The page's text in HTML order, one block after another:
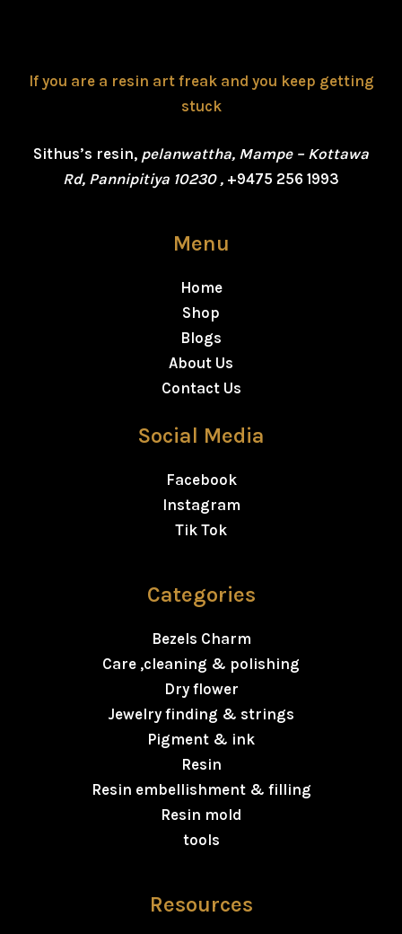
If you are a resin art freak and you keep getting
stuck
Sithus’s resin, pelanwattha, Mampe – Kottawa
Rd, Pannipitiya 10230 , +9475 256 1993
Menu
Home
Shop
Blogs
About Us
Contact Us
Social Media
Facebook
Instagram
Tik Tok
Categories
Bezels Charm
Care ,cleaning & polishing
Dry flower
Jewelry finding & strings
Pigment & ink
Resin
Resin embellishment & filling
Resin mold
tools
Resources